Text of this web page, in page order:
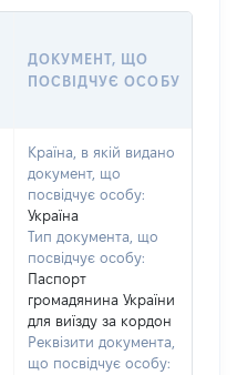
ДОКУМЕНТ, ЩО
ПОСВІДЧУЄ ОСОБУ
Країна, в якій видано
документ, що
посвідчує особу:
Україна
Тип документа, що
посвідчує особу:
Паспорт
громадянина України
для виїзду за кордон
Реквізити документа,
що посвідчує особу: